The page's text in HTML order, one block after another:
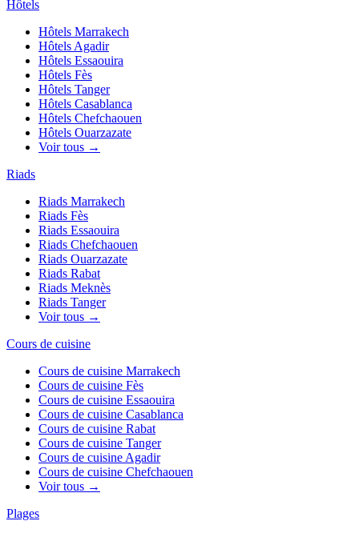
Hôtels
Hôtels Marrakech
Hôtels Agadir
Hôtels Essaouira
Hôtels Fès
Hôtels Tanger
Hôtels Casablanca
Hôtels Chefchaouen
Hôtels Ouarzazate
Voir tous →
Riads
Riads Marrakech
Riads Fès
Riads Essaouira
Riads Chefchaouen
Riads Ouarzazate
Riads Rabat
Riads Meknès
Riads Tanger
Voir tous →
Cours de cuisine
Cours de cuisine Marrakech
Cours de cuisine Fès
Cours de cuisine Essaouira
Cours de cuisine Casablanca
Cours de cuisine Rabat
Cours de cuisine Tanger
Cours de cuisine Agadir
Cours de cuisine Chefchaouen
Voir tous →
Plages